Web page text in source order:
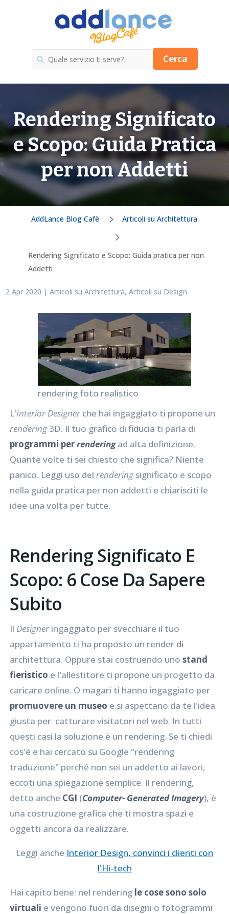
Cerca
Rendering Significato
e Scopo: Guida Pratica
per non Addetti
AddLance Blog Cafè Articoli su Architettura
Rendering Significato e Scopo: Guida pratica per non
Addetti
2 Apr 2020 |Articoli su Architettura,Articoli su Design
rendering foto realistico
L'Interior Designer che hai ingaggiato ti propone un
rendering3D. Il tuo grafico di fiducia ti parla di
programmi perrenderingad alta definizione.
Quante volte ti sei chiesto che significa? Niente
panico. Leggi uso delrenderingsignificato e scopo
nella guida pratica per non addetti e chiarisciti le
idee una volta per tutte.
Rendering Significato E
Scopo: 6 Cose Da Sapere
Subito
Il Designer ingaggiato per svecchiare il tuo
appartamento ti ha proposto un render di
architettura. Oppure stai costruendo unostand
fieristico e l'allestitore ti propone un progetto da
caricare online. O magari ti hanno ingaggiato per
promuovere un museo e si aspettano da te l'idea
giusta per catturare visitatori nel web. In tutti
questi casi la soluzione è un rendering. Se ti chiedi
cos'è e hai cercato su Google "rendering
traduzione" perché non sei un addetto ai lavori,
eccoti una spiegazione semplice. Il rendering,
detto anche CGI (Computer- Generated Imagery), è
una costruzione grafica che ti mostra spazi e
oggetti ancora da realizzare.
Leggi anche Interior Design, convinci i clienti con
l'Hi-tech
Hai capito bene: nel rendering le cose sono solo
virtuali e vengono fuori da disegni o fotogrammi